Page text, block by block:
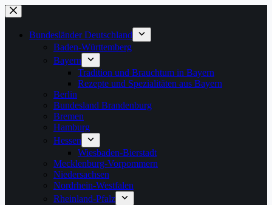
Zum
Inhalt
springenBundesländer Deutschland
Baden-Württemberg
Bayern
Tradition und Brauchtum in Bayern
Rezepte und Spezialitäten aus Bayern
Berlin
Bundesland Brandenburg
Bremen
Hamburg
Hessen
Wiesbaden-Bierstadt
Mecklenburg-Vorpommern
Niedersachsen
Nordrhein-Westfalen
Rheinland-Pfalz